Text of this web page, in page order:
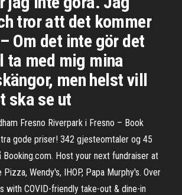
tror att det kommer
Om det inte gör det
ta med mig mina
men helst vill
ska se ut
Fresno Riverpark i Fresno – Book
gode priser! 342 gjesteomtaler og 45
Booking.com. Host your next fundraiser at
Wendy's, IHOP, Papa Murphy's. Over
with COVID-friendly take-out & dine-in